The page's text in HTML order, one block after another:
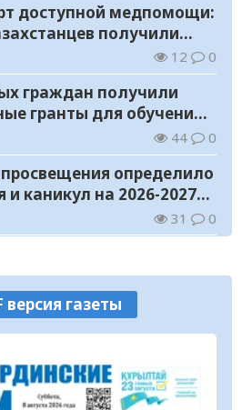
доступной медпомощи:
получили
услуги
12 0
граждан получили
гранты для обучения в
44 0
определило
и каникул на 2026-2027
31 0
21 0
ожидания от
– опрос
введена в эксплуатацию
версия газеты